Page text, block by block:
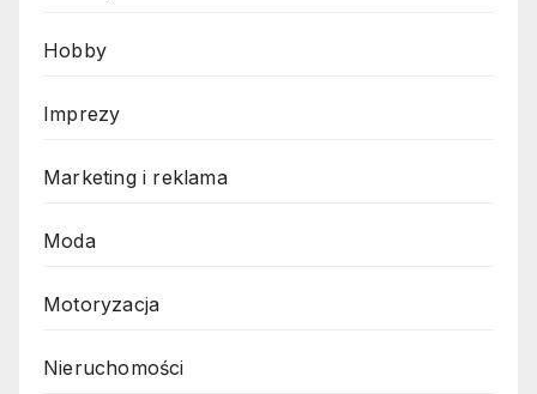
Hobby
Imprezy
Marketing i reklama
Moda
Motoryzacja
Nieruchomości